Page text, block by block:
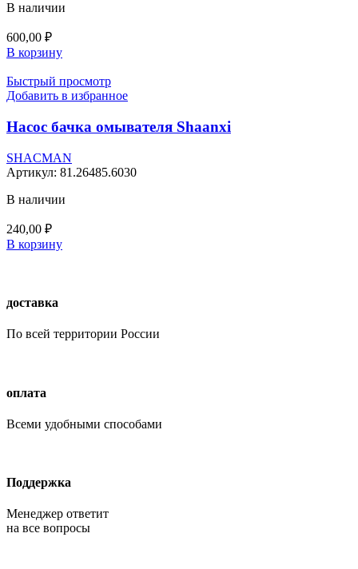
В наличии
600,00 ₽
В корзину
Быстрый просмотр
Добавить в избранное
Насос бачка омывателя Shaanxi
SHACMAN
Артикул: 81.26485.6030
В наличии
240,00 ₽
В корзину
доставка
По всей территории России
оплата
Всеми удобными способами
Поддержка
Менеджер ответит
на все вопросы